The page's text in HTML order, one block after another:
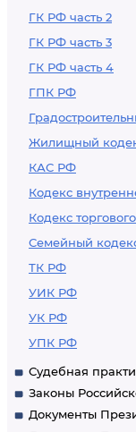
ГК РФ часть 2
ГК РФ часть 3
ГК РФ часть 4
ГПК РФ
Жилищный
КАС РФ
Кодекс
Кодекс
Семейный
ТК РФ
УИК РФ
УК РФ
УПК РФ
Судебная
Законы
Документы